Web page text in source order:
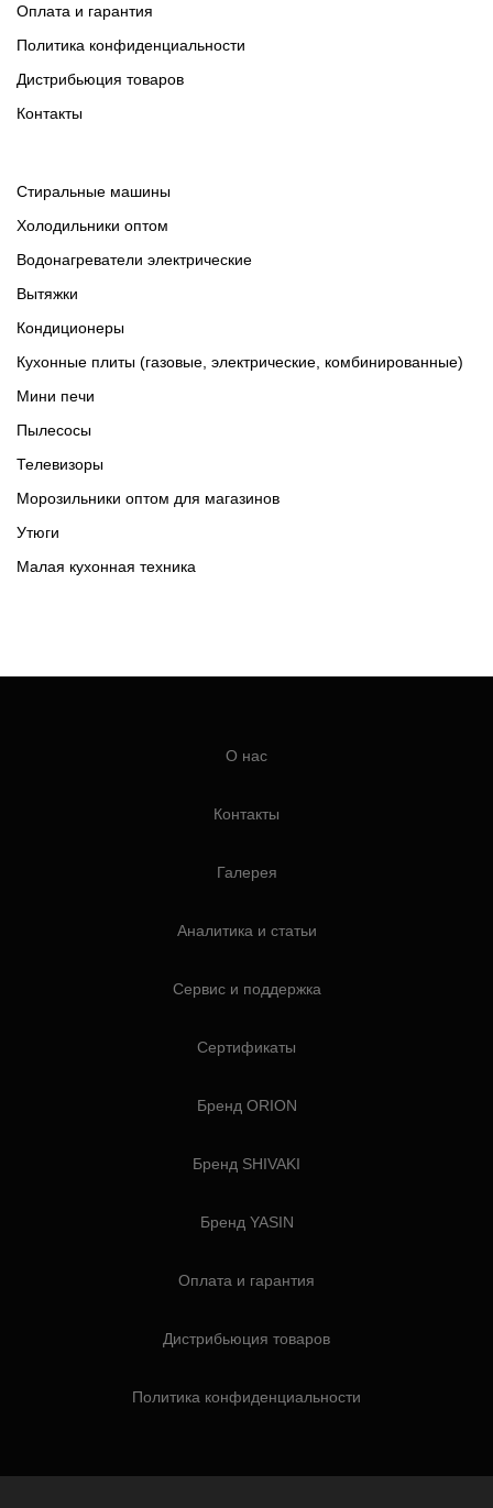
Оплата и гарантия
Политика конфиденциальности
Дистрибьюция товаров
Контакты
Cтиральные машины
Холодильники оптом
Водонагреватели электрические
Вытяжки
Кондиционеры
Кухонные плиты (газовые, электрические, комбинированные)
Мини печи
Пылесосы
Телевизоры
Морозильники оптом для магазинов
Утюги
Малая кухонная техника
О нас
Контакты
Галерея
Аналитика и статьи
Сервис и поддержка
Сертификаты
Бренд ORION
Бренд SHIVAKI
Бренд YASIN
Оплата и гарантия
Дистрибьюция товаров
Политика конфиденциальности